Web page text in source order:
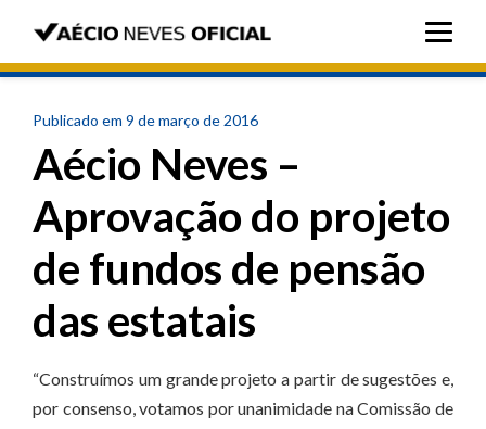
Publicado em 9 de março de 2016
Aécio Neves –
Aprovação do projeto
de fundos de pensão
das estatais
“Construímos um grande projeto a partir de sugestões e,
por consenso, votamos por unanimidade na Comissão de